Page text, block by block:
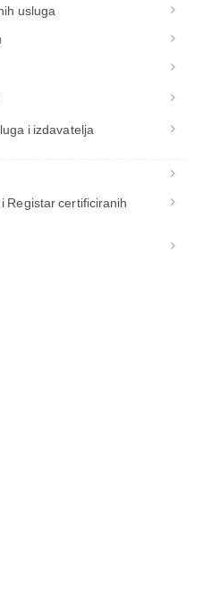
usluga
i izdavatelja
Registar certificiranih